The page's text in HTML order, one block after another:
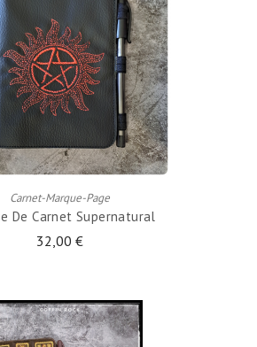
Carnet-Marque-Page
De Carnet Supernatural
32,00 €
AJOUTER AU PANIER